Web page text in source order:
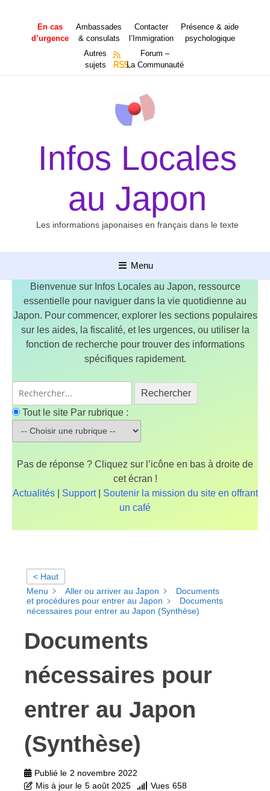
contenu
En cas
d’urgence
Ambassades
& consulats
Contacter
l’Immigration
Présence & aide
psychologique
Autres
sujets
RSS
Forum –
La Communauté
Infos Locales
au Japon
Les informations japonaises en français dans le texte
Menu
Bienvenue sur Infos Locales au Japon, ressource
essentielle pour naviguer dans la vie quotidienne au
Japon. Pour commencer, explorer les sections populaires
sur les aides, la fiscalité, et les urgences, ou utiliser la
fonction de recherche pour trouver des informations
spécifiques rapidement.
Rechercher
Tout le site Par rubrique :
Pas de réponse ? Cliquez sur l’icône en bas à droite de
cet écran !
Actualités| Support| Soutenir la mission du site en offrant
un café
< Haut
Menu
Aller ou arriver au Japon
Documents
et procédures pour entrer au Japon
Documents
nécessaires pour entrer au Japon (Synthèse)
Documents
nécessaires pour
entrer au Japon
(Synthèse)
Publié le 2 novembre 2022
Mis à jour le 5 août 2025 Vues 658